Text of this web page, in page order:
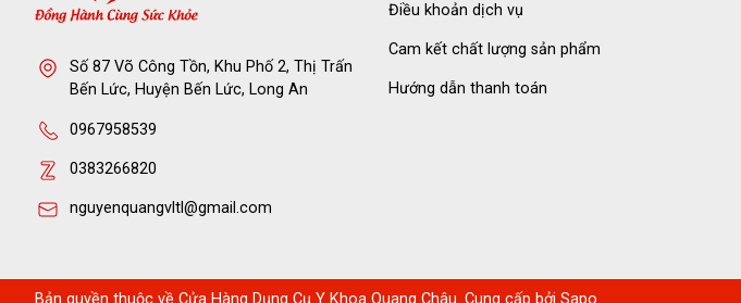
Số 87 Võ Công Tồn, Khu Phố 2, Thị Trấn
Bến Lức, Huyện Bến Lức, Long An
0967958539
0383266820
nguyenquangvltl@gmail.com
Điều khoản dịch vụ
Cam kết chất lượng sản phẩm
Hướng dẫn thanh toán